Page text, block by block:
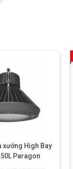
xưởng High Bay
Paragon